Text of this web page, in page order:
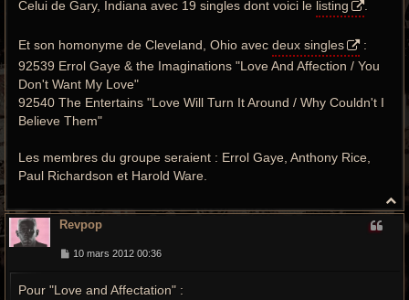
Celui de Gary, Indiana avec 19 singles dont voici le listing
Et son homonyme de Cleveland, Ohio avec deux singles
:
92539 Errol Gaye & the Imaginations "Love And Affection / You
Don't Want My Love"
92540 The Entertains "Love Will Turn It Around / Why Couldn't I
Believe Them"
Les membres du groupe seraient : Errol Gaye, Anthony Rice,
Paul Richardson et Harold Ware.
a
Revpop
M
s
10 mars 2012 00:36
Pour "Love and Affectation" :